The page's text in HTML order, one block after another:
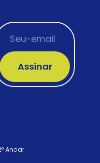
Assinar
Andar